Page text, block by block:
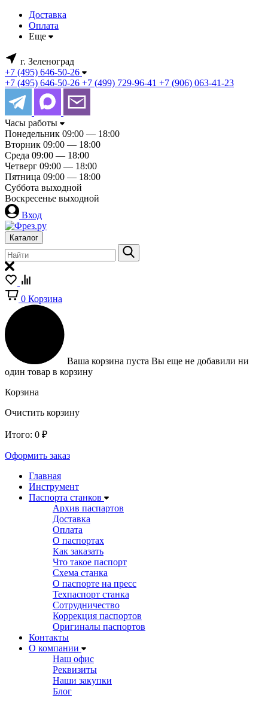
Доставка
Оплата
Еще
г. Зеленоград
+7 (495) 646-50-26
+7 (495) 646-50-26 +7 (499) 729-96-41 +7 (906) 063-41-23
Часы работы
Понедельник 09:00 — 18:00
Вторник 09:00 — 18:00
Среда 09:00 — 18:00
Четверг 09:00 — 18:00
Пятница 09:00 — 18:00
Суббота выходной
Воскресенье выходной
Вход
Каталог
0 Корзина
Ваша корзина пуста Вы еще не добавили ни
один товар в корзину
Корзина
Очистить корзину
Итого: 0 ₽
Оформить заказ
Главная
Инструмент
Паспорта станков
Архив паспартов
Доставка
Оплата
О паспортах
Как заказать
Что такое паспорт
Схема станка
О паспорте на пресс
Техпаспорт станка
Сотрудничество
Коррекция паспортов
Оригиналы паспортов
Контакты
О компании
Наш офис
Реквизиты
Наши закупки
Блог